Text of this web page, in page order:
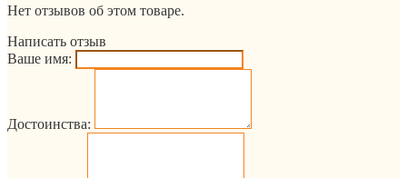
Нет отзывов об этом товаре.
Написать отзыв
Ваше имя:
Достоинства: